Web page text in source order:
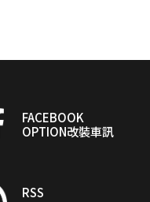
FACEBOOK
OPTION改裝車訊
RSS